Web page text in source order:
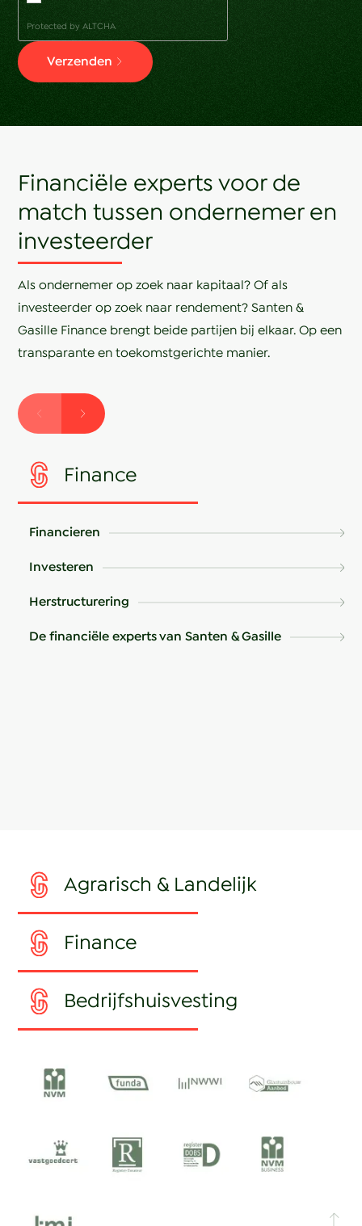
Protected by ALTCHA
Verzenden
Financiële experts voor de
match tussen ondernemer en
investeerder
Als ondernemer op zoek naar kapitaal? Of als
investeerder op zoek naar rendement? Santen &
Gasille Finance brengt beide partijen bij elkaar. Op een
transparante en toekomstgerichte manier.
Finance
Financieren
Investeren
Herstructurering
De financiële experts van Santen & Gasille
Agrarisch & Landelijk
Finance
Bedrijfshuisvesting